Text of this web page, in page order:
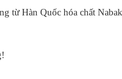
từ Hàn Quốc hóa chất